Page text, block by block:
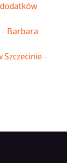
Barbara
Szczecinie -